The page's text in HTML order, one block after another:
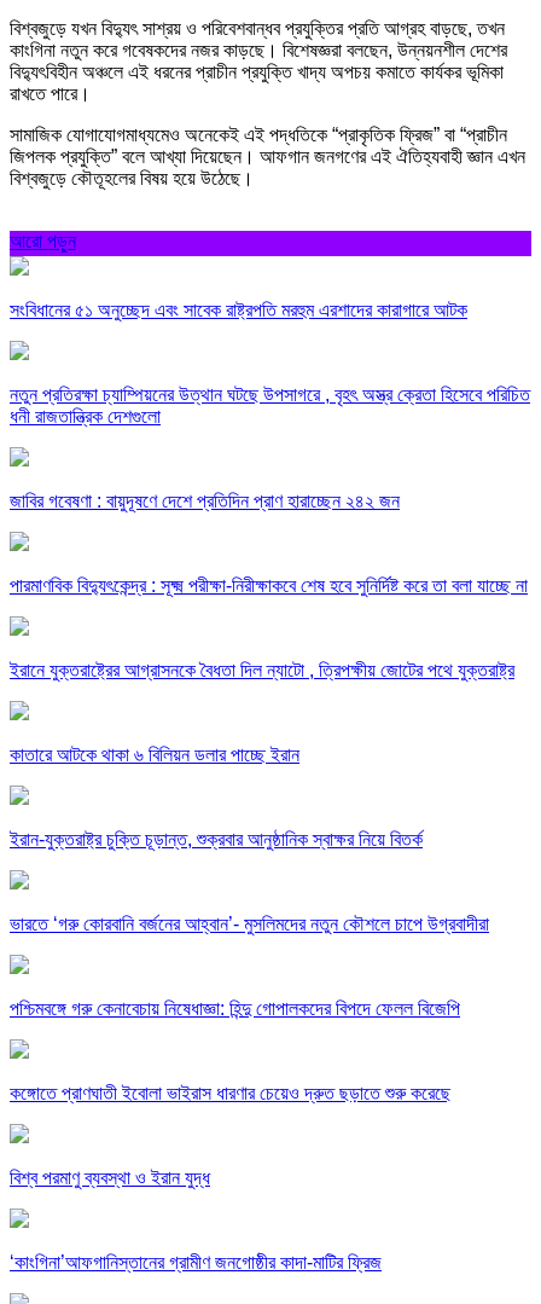
বিশ্বজুড়ে যখন বিদ্যুৎ সাশ্রয় ও পরিবেশবান্ধব প্রযুক্তির প্রতি আগ্রহ বাড়ছে, তখন
কাংগিনা নতুন করে গবেষকদের নজর কাড়ছে। বিশেষজ্ঞরা বলছেন, উন্নয়নশীল দেশের
বিদ্যুৎবিহীন অঞ্চলে এই ধরনের প্রাচীন প্রযুক্তি খাদ্য অপচয় কমাতে কার্যকর ভূমিকা
রাখতে পারে।
সামাজিক যোগাযোগমাধ্যমেও অনেকেই এই পদ্ধতিকে “প্রাকৃতিক ফ্রিজ” বা “প্রাচীন
জিপলক প্রযুক্তি” বলে আখ্যা দিয়েছেন। আফগান জনগণের এই ঐতিহ্যবাহী জ্ঞান এখন
বিশ্বজুড়ে কৌতূহলের বিষয় হয়ে উঠেছে।
আরো পড়ুন
সংবিধানের ৫১ অনুচ্ছেদ এবং সাবেক রাষ্ট্রপতি মরহুম এরশাদের কারাগারে আটক
নতুন প্রতিরক্ষা চ্যাম্পিয়নের উত্থান ঘটছে উপসাগরে , বৃহৎ অস্ত্র ক্রেতা হিসেবে পরিচিত
ধনী রাজতান্ত্রিক দেশগুলো
জাবির গবেষণা : বায়ুদূষণে দেশে প্রতিদিন প্রাণ হারাচ্ছেন ২৪২ জন
পারমাণবিক বিদ্যুৎকেন্দ্র : সূক্ষ্ম পরীক্ষা-নিরীক্ষাকবে শেষ হবে সুনির্দিষ্ট করে তা বলা যাচ্ছে না
ইরানে যুক্তরাষ্ট্রের আগ্রাসনকে বৈধতা দিল ন্যাটো , ত্রিপক্ষীয় জোটের পথে যুক্তরাষ্ট্র
কাতারে আটকে থাকা ৬ বিলিয়ন ডলার পাচ্ছে ইরান
ইরান-যুক্তরাষ্ট্র চুক্তি চূড়ান্ত, শুক্রবার আনুষ্ঠানিক স্বাক্ষর নিয়ে বিতর্ক
ভারতে ‘গরু কোরবানি বর্জনের আহ্বান’- মুসলিমদের নতুন কৌশলে চাপে উগ্রবাদীরা
পশ্চিমবঙ্গে গরু কেনাবেচায় নিষেধাজ্ঞা: হিন্দু গোপালকদের বিপদে ফেলল বিজেপি
কঙ্গোতে প্রাণঘাতী ইবোলা ভাইরাস ধারণার চেয়েও দ্রুত ছড়াতে শুরু করেছে
বিশ্ব পরমাণু ব্যবস্থা ও ইরান যুদ্ধ
‘কাংগিনা’আফগানিস্তানের গ্রামীণ জনগোষ্ঠীর কাদা-মাটির ফ্রিজ